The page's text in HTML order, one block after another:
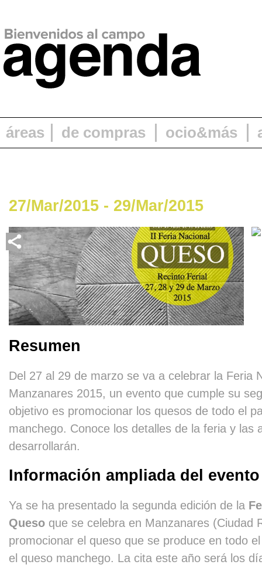
áreas de compras ocio&más
27/Mar/2015 - 29/Mar/2015
Resumen
Del 27 al 29 de marzo se va a celebrar la Feria
Manzanares 2015, un evento que cumple su
objetivo es promocionar los quesos de todo el
manchego. Conoce los detalles de la feria y las
desarrollarán.
Información ampliada del evento
Ya se ha presentado la segunda edición de la
Queso que se celebra en Manzanares (Ciudad
promocionar el queso que se produce en todo
el queso manchego. La cita este año será los